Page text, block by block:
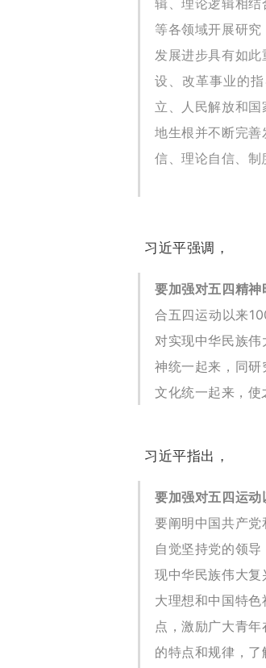
辑、理论逻辑相
等各领域开展研
发展进步具有如
设、改革事业的
立、人民解放和
地生根并不断完
信、理论自信、制
习近平强调，
要加强对五四精
合五四运动以来
对实现中华民族
神统一起来，同
文化统一起来，使
习近平指出，
要加强对五四运
要阐明中国共产
自觉坚持党的领
现中华民族伟大
大理想和中国特
点，激励广大青
的特点和规律，